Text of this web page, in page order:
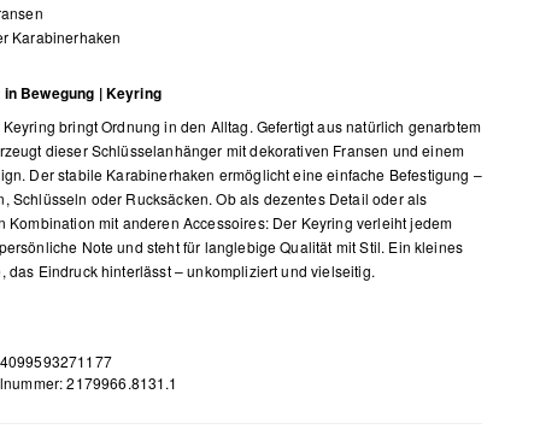
Karabinerhaken
Bewegung | Keyring
Keyring bringt Ordnung in den Alltag. Gefertigt aus natürlich genarbtem
dieser Schlüsselanhänger mit dekorativen Fransen und einem
Der stabile Karabinerhaken ermöglicht eine einfache Befestigung –
Schlüsseln oder Rucksäcken. Ob als dezentes Detail oder als
Kombination mit anderen Accessoires: Der Keyring verleiht jedem
Note und steht für langlebige Qualität mit Stil. Ein kleines
das Eindruck hinterlässt – unkompliziert und vielseitig.
2179966.8131.1